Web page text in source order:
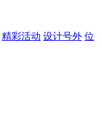
精彩活动 设计号外 位